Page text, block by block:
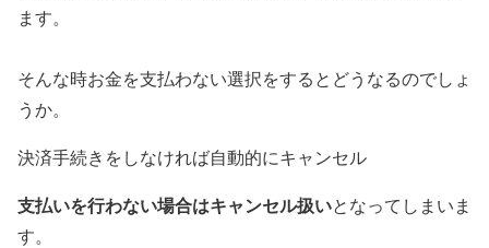
ます。
そんな時お金を支払わない選択をするとどうなるのでしょ
うか。
決済手続きをしなければ自動的にキャンセル
支払いを行わない場合はキャンセル扱いとなってしまいま
す。